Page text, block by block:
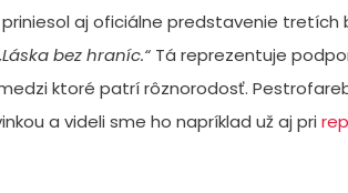
aj oficiálne predstavenie
bez hraníc.“ Tá reprezentuje
ktoré patrí rôznorodosť.
a videli sme ho napríklad už aj pri